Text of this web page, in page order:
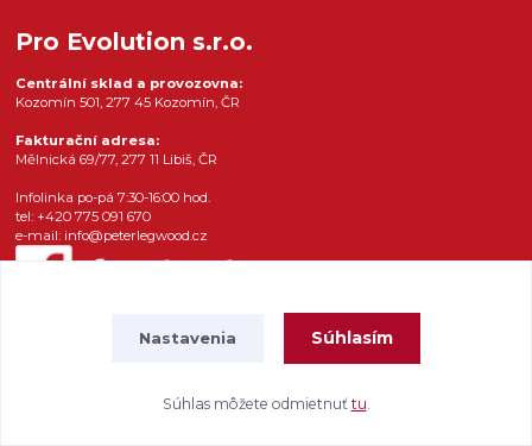
Pro Evolution s.r.o.
Centrální sklad a provozovna:
Kozomín 501, 277 45 Kozomín, ČR
Fakturační adresa:
Mělnická 69/77, 277 11 Libiš, ČR
Infolinka po-pá 7:30-16:00 hod.
tel: +420 775 091 670
e-mail: info@peterlegwood.cz
Vytvorené na Eshop-rychlo.sk
Nastavenia Súhlasím
Súhlas môžete odmietnuť tu